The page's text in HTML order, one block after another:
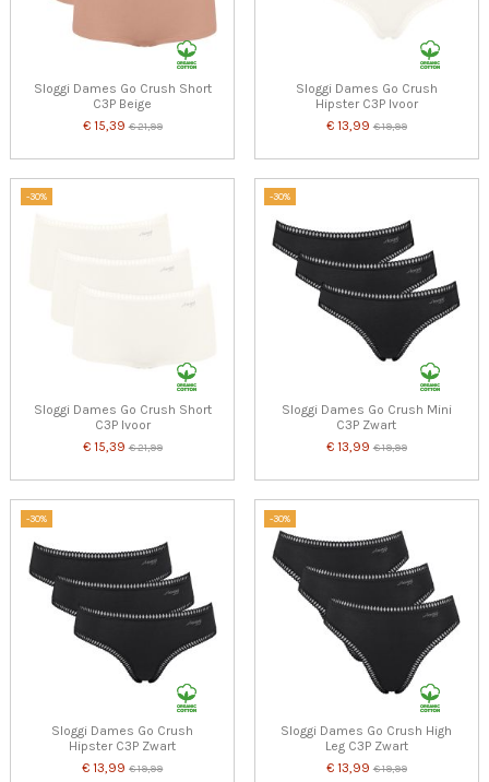
Sloggi Dames Go Crush Short
C3P Beige
€ 15,39€ 21,99
Sloggi Dames Go Crush
Hipster C3P Ivoor
€ 13,99€ 19,99
-30%
Sloggi Dames Go Crush Short
C3P Ivoor
€ 15,39€ 21,99
-30%
Sloggi Dames Go Crush Mini
C3P Zwart
€ 13,99€ 19,99
-30%
Sloggi Dames Go Crush
Hipster C3P Zwart
€ 13,99€ 19,99
-30%
Sloggi Dames Go Crush High
Leg C3P Zwart
€ 13,99€ 19,99